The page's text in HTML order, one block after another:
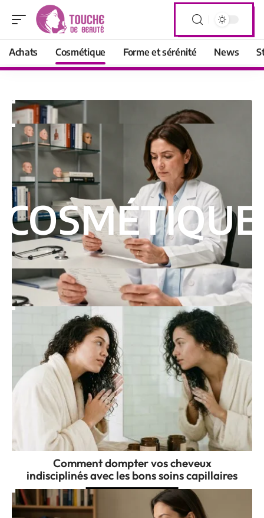
Achats Cosmétique Forme et sérénité News
COSMÉTIQUE
Rovea Skin avis dermatologue : ce que les
pubs ne disent jamais
Comment dompter vos cheveux
indisciplinés avec les bons soins capillaires